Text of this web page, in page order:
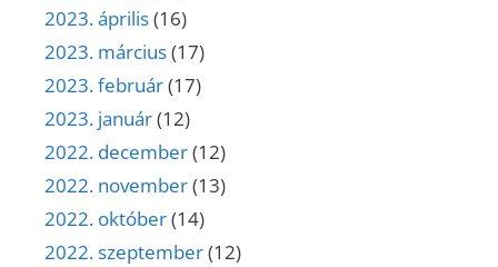
2023. április(16)
2023. március(17)
2023. február(17)
2023. január(12)
2022. december(12)
2022. november(13)
2022. október(14)
2022. szeptember(12)